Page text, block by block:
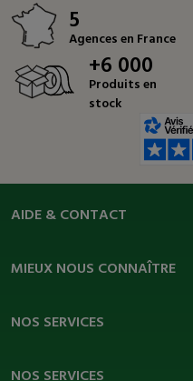
5
Agences en France
+6 000
Produits en
stock
AIDE & CONTACT
MIEUX NOUS CONNAÎTRE
NOS SERVICES
NOS SERVICES